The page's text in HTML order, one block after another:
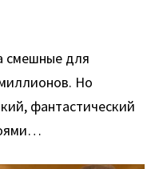
смешные для
Но
фантастический